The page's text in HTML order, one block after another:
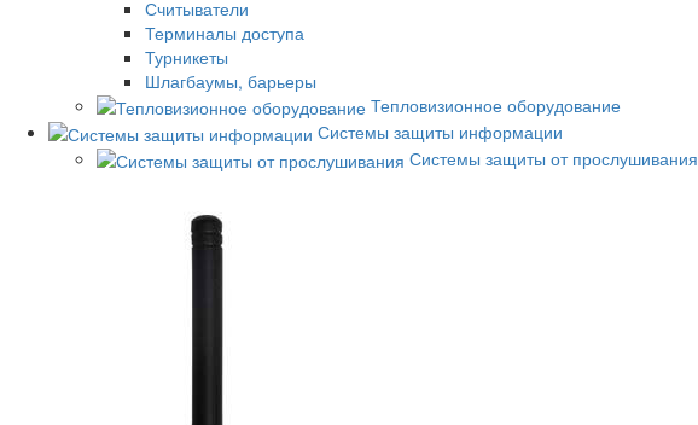
Считыватели
Терминалы доступа
Турникеты
Шлагбаумы, барьеры
Тепловизионное оборудование
Системы защиты информации
Системы защиты от прослушивания